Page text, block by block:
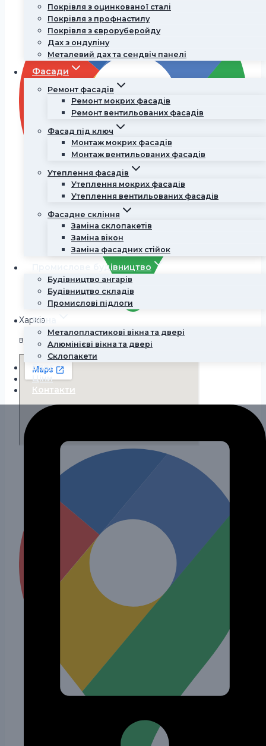
Покрівля з оцинкованої сталі
Покрівля з профнастилу
Покрівля з євроруберойду
Дах з ондуліну
Металевий дах та сендвіч панелі
Фасади
Ремонт фасадів
Ремонт мокрих фасадів
Ремонт вентильованих фасадів
Фасад під ключ
Монтаж мокрих фасадів
Монтаж вентильованих фасадів
Утеплення фасадів
Утеплення мокрих фасадів
Утеплення вентильованих фасадів
Фасадне скління
Заміна склопакетів
Заміна вікон
Заміна фасадних стійок
Промислове будівництво
Будівництво ангарів
Будівництво складів
Промислові підлоги
Вікна
Металопластикові вікна та двері
Алюмінієві вікна та двері
Склопакети
Блог
Ціни
Контакти
Харків
вул. Петра Болбочана 3